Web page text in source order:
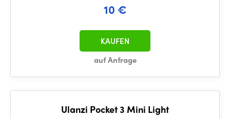
10 €
auf Anfrage
KAUFEN
Ulanzi Pocket 3 Mini Light